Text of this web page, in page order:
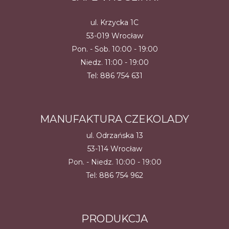
ul. Krzycka 1C
53-019 Wrocław
Pon. - Sob. 10:00 - 19:00
Niedz. 11:00 - 19:00
Tel: 886 754 631
MANUFAKTURA CZEKOLADY
ul. Odrzańska 13
53-114 Wrocław
Pon. - Niedz. 10:00 - 19:00
Tel: 886 754 962
PRODUKCJA